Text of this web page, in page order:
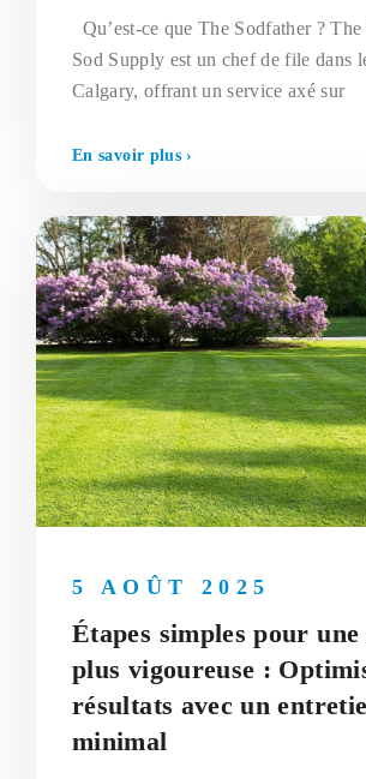
Qu’est-ce que The Sodfather ?
Sod Supply est un chef de file dans
Calgary, offrant un service axé sur
En savoir plus ›
Étapes simples pour une
plus vigoureuse :
résultats avec un
minimal
5 AOÛT 2025